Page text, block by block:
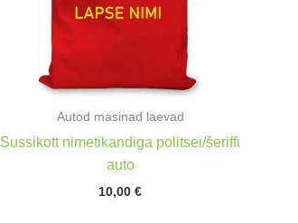
Autod masinad laevad
Sussikott nimetikandiga politsei/šeriffi
auto
10,00€